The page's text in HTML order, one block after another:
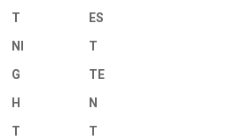
T
NI
G
H
T
ES
T
TE
N
T